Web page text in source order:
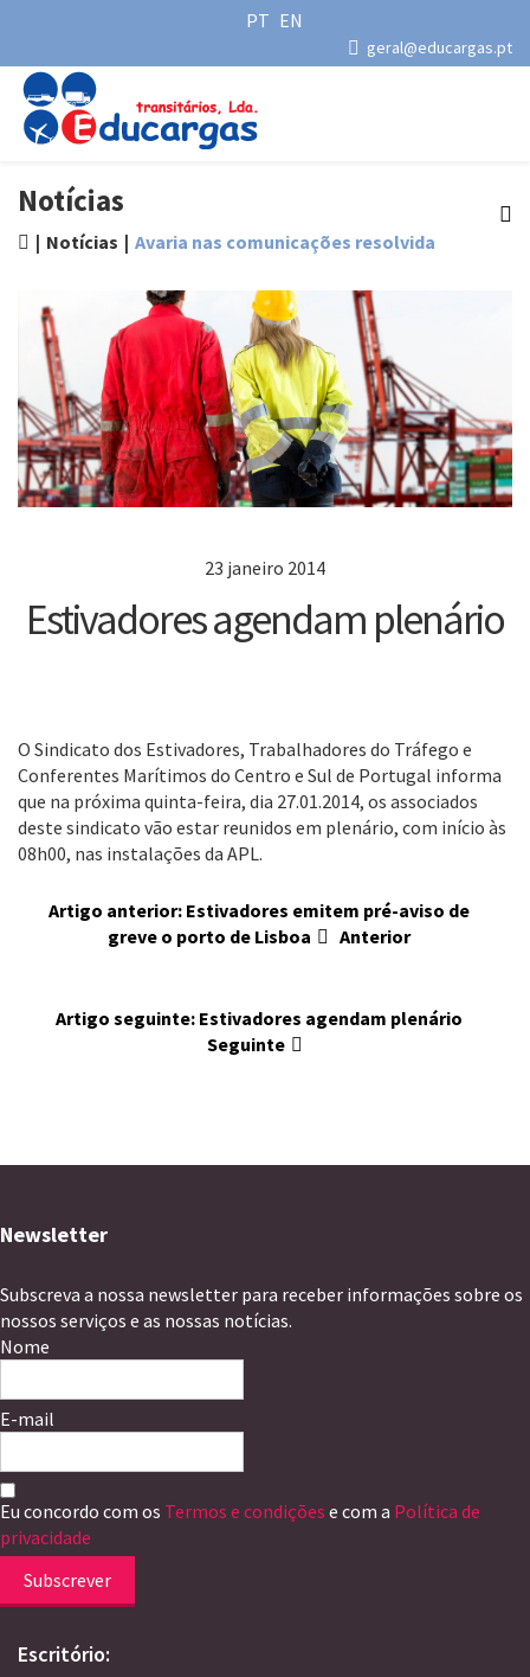
PT EN
geral@educargas.pt
Notícias
Notícias Avaria nas comunicações resolvida
23 janeiro 2014
Estivadores agendam plenário
O Sindicato dos Estivadores, Trabalhadores do Tráfego e
Conferentes Marítimos do Centro e Sul de Portugal informa
que na próxima quinta-feira, dia 27.01.2014, os associados
deste sindicato vão estar reunidos em plenário, com início às
08h00, nas instalações da APL.
Artigo anterior: Estivadores emitem pré-aviso de
greve o porto de Lisboa
Anterior
Artigo seguinte: Estivadores agendam plenário
Seguinte
Newsletter
Subscreva a nossa newsletter para receber informações sobre os
nossos serviços e as nossas notícias.
Nome
E-mail
Eu concordo com os Termos e condições e com a Política de
privacidade
Subscrever
Escritório: